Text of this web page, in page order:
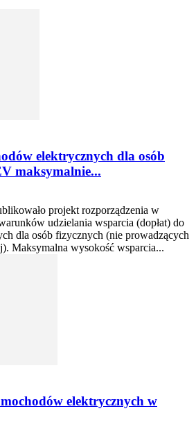
elektrycznych dla osób
maksymalnie...
projekt rozporządzenia w
udzielania wsparcia (dopłat) do
dla osób fizycznych (nie prowadzących
Maksymalna wysokość wsparcia...
elektrycznych w